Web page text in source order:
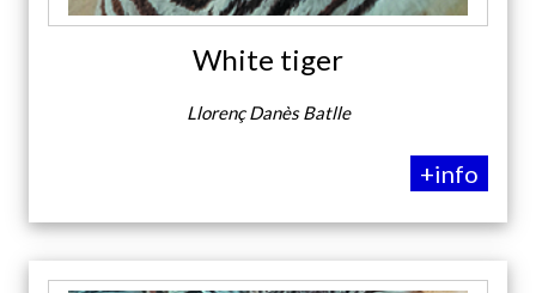
White tiger
Llorenç Danès Batlle
+info